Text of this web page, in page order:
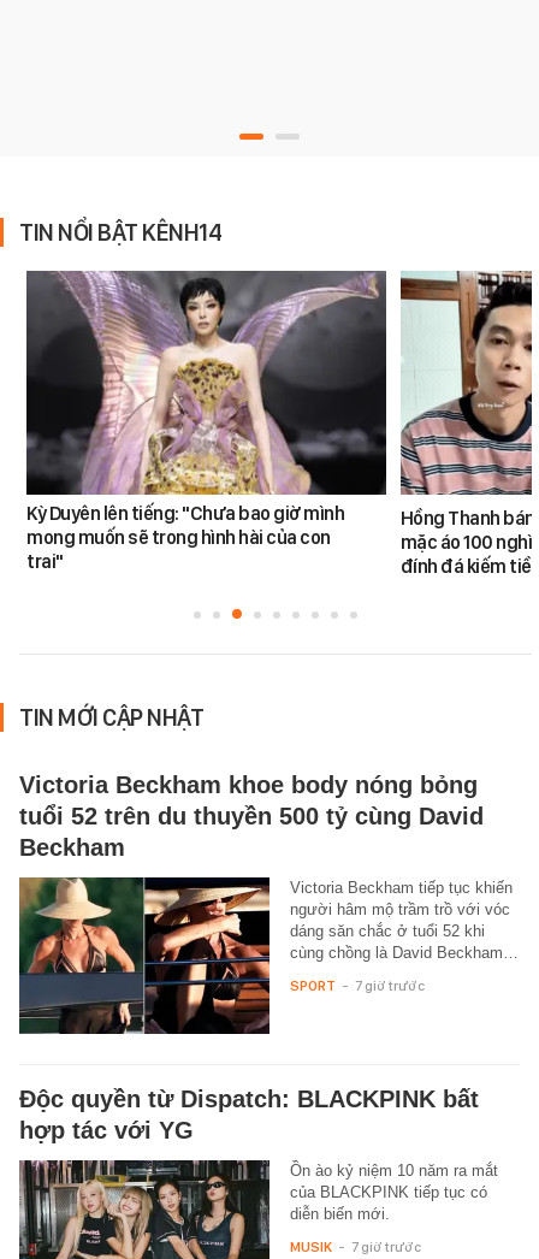
TIN NỔI BẬT KÊNH14
Kỳ Duyên lên tiếng: "Chưa bao giờ mình
mong muốn sẽ trong hình hài của con
trai"
Hồng Thanh
mặc áo 100
đính đá kiếm
TIN MỚI CẬP NHẬT
Victoria Beckham khoe body nóng bỏng
tuổi 52 trên du thuyền 500 tỷ cùng David
Beckham
Victoria Beckham tiếp tục khiến
người hâm mộ trầm trồ với vóc
dáng săn chắc ở tuổi 52 khi
cùng chồng là David Beckham…
SPORT - 7 giờ trước
Độc quyền từ Dispatch: BLACKPINK bất
hợp tác với YG
Ồn ào kỷ niệm 10 năm ra mắt
của BLACKPINK tiếp tục có
diễn biến mới.
MUSIK - 7 giờ trước